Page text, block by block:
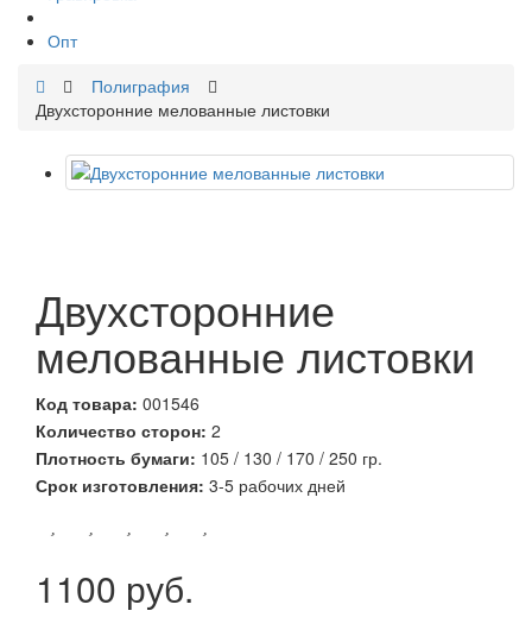
Опт
Полиграфия
Двухсторонние мелованные листовки
Двухсторонние
мелованные листовки
Код товара: 001546
Количество сторон: 2
Плотность бумаги: 105 / 130 / 170 / 250 гр.
Срок изготовления: 3-5 рабочих дней
1100 руб.